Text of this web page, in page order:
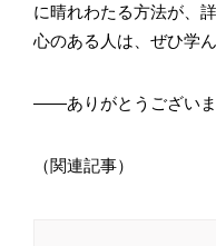
に晴れわたる方法が、
心のある人は、ぜひ学
――ありがとうございま
（関連記事）